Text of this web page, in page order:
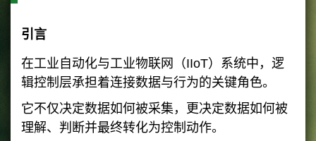
引言
在工业自动化与工业物联网（IIoT）系统中，逻
辑控制层承担着连接数据与行为的关键角色。
它不仅决定数据如何被采集，更决定数据如何被
理解、判断并最终转化为控制动作。